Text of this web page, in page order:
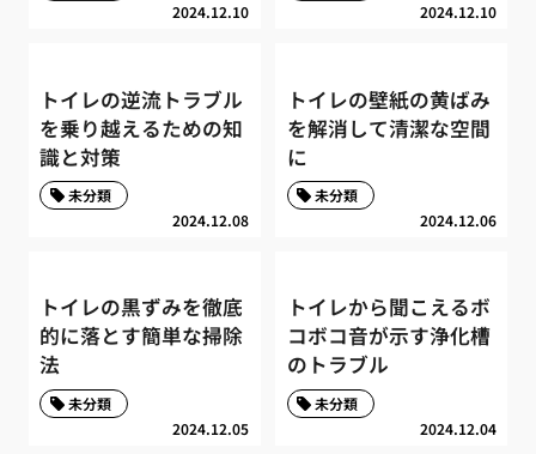
2024.12.10 2024.12.10
トイレの逆流トラブル
を乗り越えるための知
識と対策
2024.12.08
未分類
トイレの壁紙の黄ばみ
を解消して清潔な空間
に
2024.12.06
未分類
トイレの黒ずみを徹底
的に落とす簡単な掃除
法
2024.12.05
未分類
トイレから聞こえるボ
コボコ音が示す浄化槽
のトラブル
2024.12.04
未分類